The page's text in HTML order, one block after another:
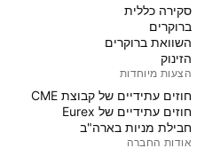
סקירה כללית
ברוקרים
השוואת ברוקרים
הזינוק
הצעות מיוחדות
חוזים עתידיים של קבוצת CME
חוזים עתידיים של Eurex
חבילת מניות בארה"ב
אודות החברה